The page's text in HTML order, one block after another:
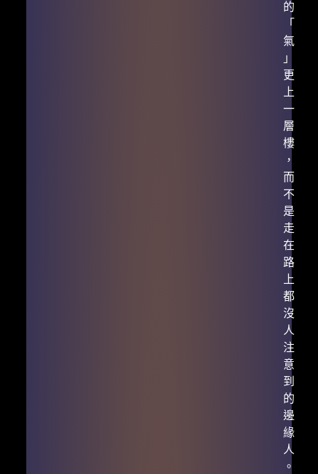
的
「
氣
」
更
上
一
層
樓
，
而
不
是
走
在
路
上
都
沒
人
注
意
到
的
邊
緣
人
。